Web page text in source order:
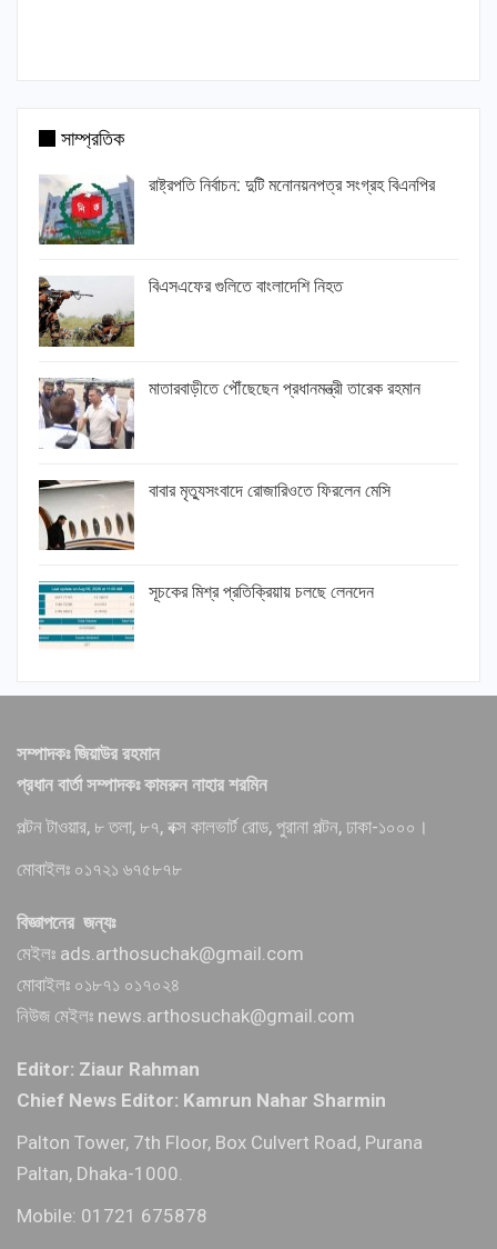
সাম্প্রতিক
রাষ্ট্রপতি নির্বাচন: দুটি মনোনয়নপত্র সংগ্রহ বিএনপির
বিএসএফের গুলিতে বাংলাদেশি নিহত
মাতারবাড়ীতে পৌঁছেছেন প্রধানমন্ত্রী তারেক রহমান
বাবার মৃত্যুসংবাদে রোজারিওতে ফিরলেন মেসি
সূচকের মিশ্র প্রতিক্রিয়ায় চলছে লেনদেন
সম্পাদকঃ জিয়াউর রহমান
প্রধান বার্তা সম্পাদকঃ কামরুন নাহার শরমিন
পল্টন টাওয়ার, ৮ তলা, ৮৭, বক্স কালভার্ট রোড, পুরানা পল্টন, ঢাকা-১০০০।
মোবাইলঃ ০১৭২১ ৬৭৫৮৭৮
বিজ্ঞাপনের জন্যঃ
মেইলঃ ads.arthosuchak@gmail.com
মোবাইলঃ ০১৮৭১ ০১৭০২৪
নিউজ মেইলঃ news.arthosuchak@gmail.com
Editor: Ziaur Rahman
Chief News Editor: Kamrun Nahar Sharmin
Palton Tower, 7th Floor, Box Culvert Road, Purana
Paltan, Dhaka-1000.
Mobile: 01721 675878